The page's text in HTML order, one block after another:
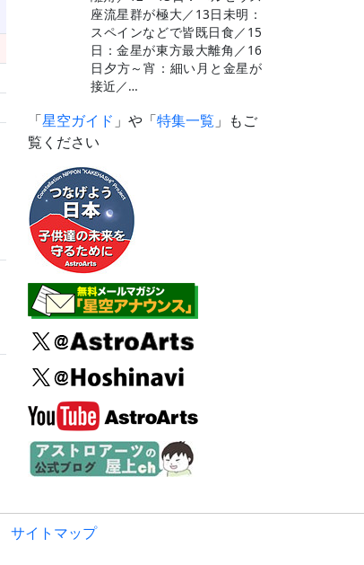
座流星群が極大／13日未明：
スペインなどで皆既日食／15
日：金星が東方最大離角／16
日夕方～宵：細い月と金星が
接近／…
「星空ガイド 」や「特集一覧 」もご
覧ください
サイトマップ